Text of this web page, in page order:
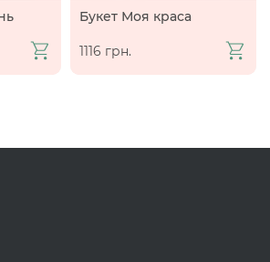
Букет Моя краса
1116 грн.